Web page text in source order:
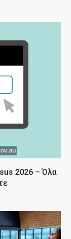
2026 – Όλα